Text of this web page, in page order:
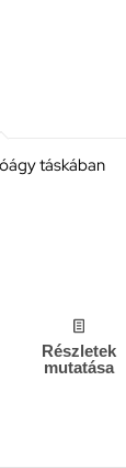
táskában
Részletek
mutatása